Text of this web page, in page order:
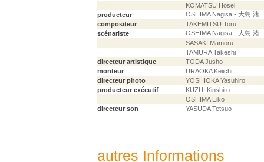
KOMATSU Hosei
producteur
OSHIMA Nagisa - 大島 渚
compositeur
TAKEMITSU Toru
scénariste
OSHIMA Nagisa - 大島 渚
SASAKI Mamoru
TAMURA Takeshi
directeur artistique
TODA Jusho
monteur
URAOKA Keiichi
directeur photo
YOSHIOKA Yasuhiro
producteur exécutif
KUZUI Kinshiro
OSHIMA Eiko
directeur son
YASUDA Tetsuo
autres Informations